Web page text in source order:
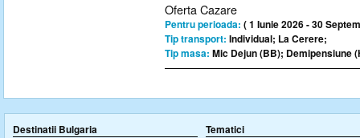
Oferta Cazare
Pentru perioada: ( 1 Iunie 2026 - 30
Tip transport: Individual; La Cerere;
Tip masa: Mic Dejun (BB); Demipensiune
Destinatii Bulgaria Tematici